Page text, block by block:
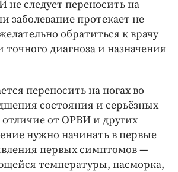
не следует переносить на
заболевание протекает не
обратиться к врачу
точного диагноза и назначения
переносить на ногах во
состояния и серьёзных
от ОРВИ и других
нужно начинать в первые
первых симптомов —
температуры, насморка,